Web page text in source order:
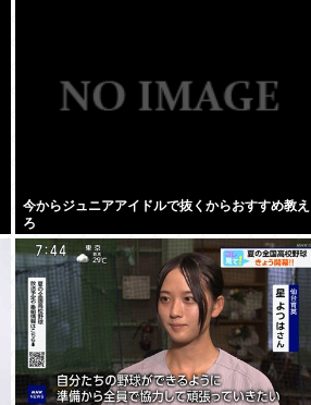
今からジュニアアイドルで抜くからおすすめ教え
ろ